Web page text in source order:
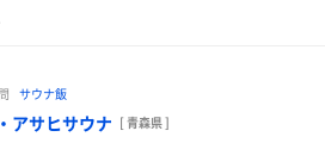
なのか気になってます
球の練習をハーフパンツで見に行って
まくってしまうという失態を犯し、今
ゃ痒い状態でした。
行が良くなってさらに痒みを増すので
リュ)
アウフグース🌿🎋)
ゐこ濱口にしかなりませんでした😭
もならないのを知ったあの頃から30
石田純一。
いオッサンとなりました。
呼ばず劣化と呼ぶのです。
サウナ飯
アサヒサウナ [ 青森県 ]